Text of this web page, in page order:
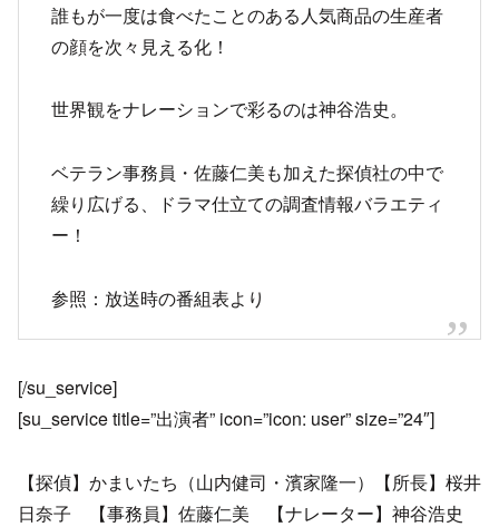
誰もが一度は食べたことのある人気商品の生産者
の顔を次々見える化！
世界観をナレーションで彩るのは神谷浩史。
ベテラン事務員・佐藤仁美も加えた探偵社の中で
繰り広げる、ドラマ仕立ての調査情報バラエティ
ー！
参照：放送時の番組表より
[/su_service]
[su_service title=”出演者” icon=”icon: user” size=”24″]
【探偵】かまいたち（山内健司・濱家隆一）【所長】桜井
日奈子 【事務員】佐藤仁美 【ナレーター】神谷浩史